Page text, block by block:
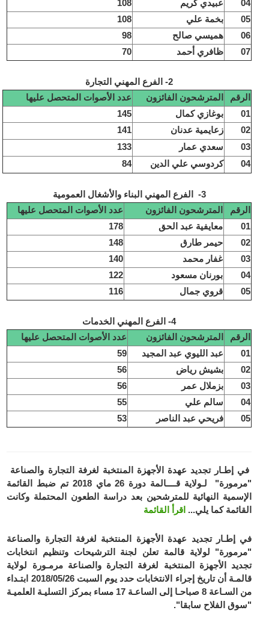
04 عبيدي كريم
108
05
بخمة علي
108
06
هميسي صالح
98
07
ظافري أحمد 70
2- الفرع المهني التجارة
الرقم
المترشحون الفائزون
عدد الأصوات المتحصل عليها
01
بوغازي كمال
145
02
زعايمية عدنان
141
03
سعدي عمار
133
04
كردوسي علي الدين 84
3- الفرع المهني البناء والأشغال العمومية
الرقم
المترشحون الفائزون
عدد الأصوات المتحصل عليها
01
معايفية عبد الحق
178
02
حيمر طارق
148
03
غفار محمد
140
04
بورنان مسعود
122
05
قروي جمال 116
4- الفرع المهني الخدمات
الرقم
المترشحون الفائزون
عدد الأصوات المتحصل عليها
01
عبد الليوي عبد المجيد
59
02
بشيش رياض
56
03
بزملال عمر
56
04
سالم علي
55
05
فريحي عبد الناصر 53
في إطـار تجديد عهدة الأجهزة المنتخبة لغرفة التجارة والصناعة
"مرمورة" لـولاية قــــالمة دورة 26 ماي 2018 تم ضبط القائمة
الإسمية النهائية للمترشحين بعد دراسة الطعون المحتملة وكانت
القائمة كما يلي... اقرأ القائمة
في إطـار تجديد عهدة الأجهزة المنتخبة لغرفة التجارة والصناعة
"مرمورة" لولاية قالمة تعلن لجنة الترشيحات وتنظيم انتخابات
تجديد الأجهزة المنتخبة لغرفة التجارة والصناعة مرمـورة لولاية
قالمـة أن تاريخ إجراء الانتخابات حدد يوم السبت 2018/05/26 ابتـداء
من السـاعة 8 صباحـا إلى الساعـة 17 مساء بمركز التسليـة العلميـة
"سوق الفلاح سابقا".